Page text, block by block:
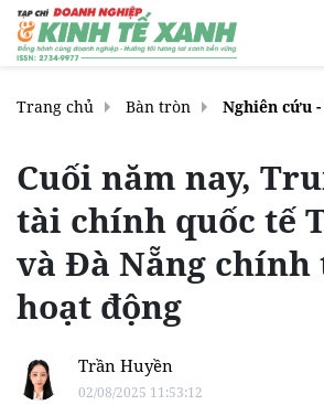
Trang chủ Bàn tròn Nghiên cứu
Cuối năm nay,
tài chính quốc tế
và Đà Nẵng chính
hoạt động
Trần Huyền
02/08/2025 11:53:12